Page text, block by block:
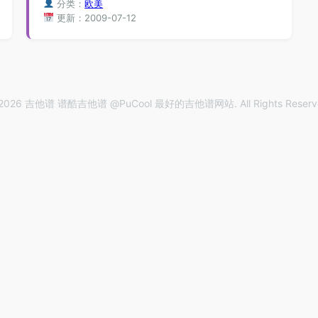
分类：欧美
更新：2009-07-12
吉他谱 谱酷吉他谱 @PuCool 最好的吉他谱网站. All Rights